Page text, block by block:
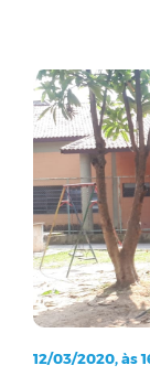
12/03/2020, às